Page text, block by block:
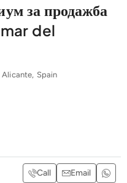
за продажба
del
Spain
Call Email